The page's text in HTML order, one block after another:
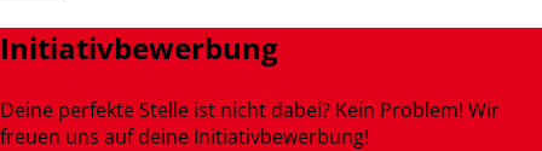
Initiativbewerbung
Deine perfekte Stelle ist nicht dabei? Kein Problem! Wir
freuen uns auf deine Initiativbewerbung!